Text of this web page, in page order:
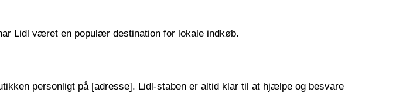
Lidl været en populær destination for lokale indkøb.
personligt på [adresse]. Lidl-staben er altid klar til at hjælpe og besvare